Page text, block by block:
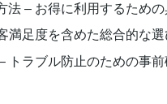
法 – お得に利用するため
満足度を含めた総合的な
ラブル防止のための事前